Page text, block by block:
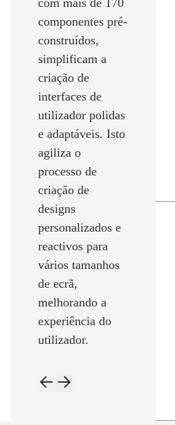
componentes pré-
construídos,
simplificam a
criação de
interfaces de
utilizador polidas
e adaptáveis. Isto
agiliza o
processo de
criação de
designs
personalizados e
reactivos para
vários tamanhos
de ecrã,
melhorando a
experiência do
utilizador.